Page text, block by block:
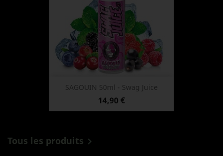
SAGOUIN 50ml - Swag Juice
Prix
14,90 €
Tous les produits 